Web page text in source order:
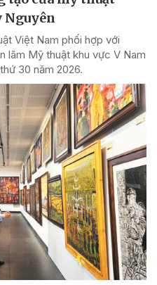
Nguyên
Việt Nam phối hợp với
lãm Mỹ thuật khu vực V Nam
30 năm 2026.